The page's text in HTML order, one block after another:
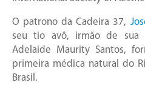
O patrono da Cadeira 37,
seu tio avô, irmão de sua
Adelaide Maurity Santos,
primeira médica natural do
Brasil.